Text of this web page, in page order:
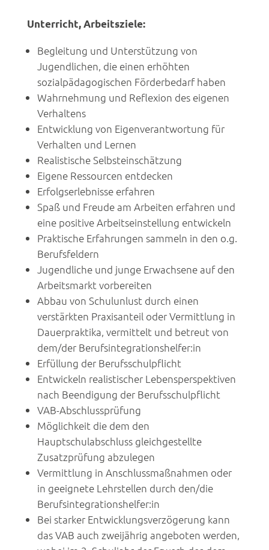
Unterricht, Arbeitsziele:
Begleitung und Unterstützung von
Jugendlichen, die einen erhöhten
sozialpädagogischen Förderbedarf haben
Wahrnehmung und Reflexion des eigenen
Verhaltens
Entwicklung von Eigenverantwortung für
Verhalten und Lernen
Realistische Selbsteinschätzung
Eigene Ressourcen entdecken
Erfolgserlebnisse erfahren
Spaß und Freude am Arbeiten erfahren und
eine positive Arbeitseinstellung entwickeln
Praktische Erfahrungen sammeln in den o.g.
Berufsfeldern
Jugendliche und junge Erwachsene auf den
Arbeitsmarkt vorbereiten
Abbau von Schulunlust durch einen
verstärkten Praxisanteil oder Vermittlung in
Dauerpraktika, vermittelt und betreut von
dem/der Berufsintegrationshelfer:in
Erfüllung der Berufsschulpflicht
Entwickeln realistischer Lebensperspektiven
nach Beendigung der Berufsschulpflicht
VAB-Abschlussprüfung
Möglichkeit die dem den
Hauptschulabschluss gleichgestellte
Zusatzprüfung abzulegen
Vermittlung in Anschlussmaßnahmen oder
in geeignete Lehrstellen durch den/die
Berufsintegrationshelfer:in
Bei starker Entwicklungsverzögerung kann
das VAB auch zweijährig angeboten werden,